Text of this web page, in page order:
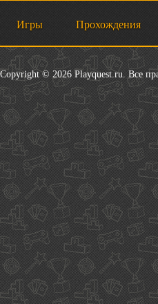
Игры Прохождения
Copyright © 2026 Playquest.ru. Все